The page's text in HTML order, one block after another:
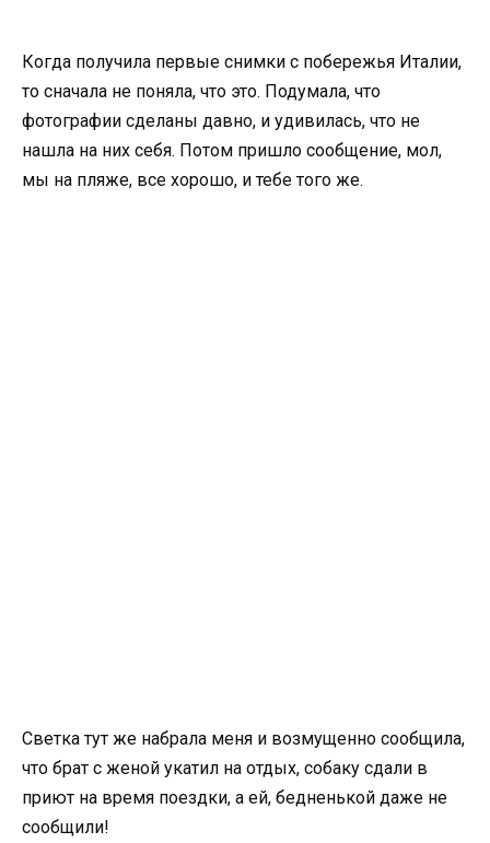
Когда получила первые снимки с побережья Италии,
то сначала не поняла, что это. Подумала, что
фотографии сделаны давно, и удивилась, что не
нашла на них себя. Потом пришло сообщение, мол,
мы на пляже, все хорошо, и тебе того же.
Светка тут же набрала меня и возмущенно сообщила,
что брат с женой укатил на отдых, собаку сдали в
приют на время поездки, а ей, бедненькой даже не
сообщили!